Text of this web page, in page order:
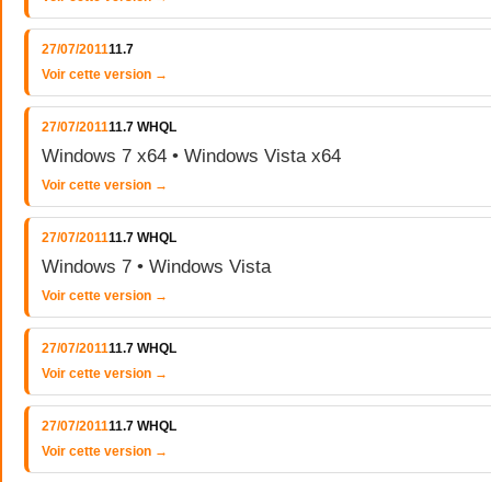
27/07/201111.7
Voir cette version →
27/07/201111.7 WHQL
Windows 7 x64 • Windows Vista x64
Voir cette version →
27/07/201111.7 WHQL
Windows 7 • Windows Vista
Voir cette version →
27/07/201111.7 WHQL
Voir cette version →
27/07/201111.7 WHQL
Voir cette version →